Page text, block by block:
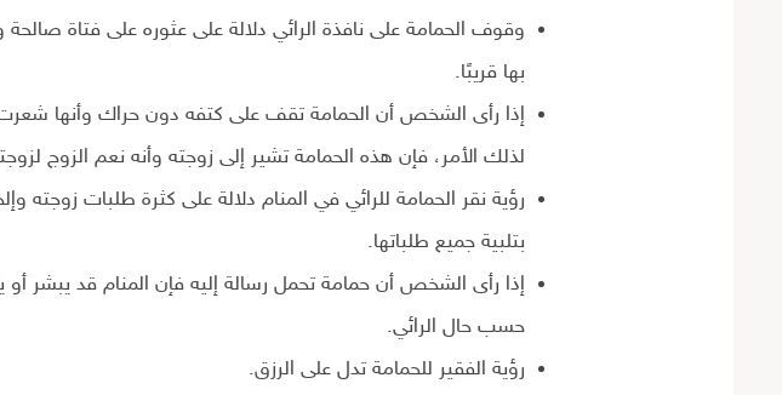
وقوف الحمامة على نافذة الرائي دلالة على عثوره على فتاة صالحة
بها قريبًا.
إذا رأى الشخص أن الحمامة تقف على كتفه دون حراك وأنها شعرت
لذلك الأمر، فإن هذه الحمامة تشير إلى زوجته وأنه نعم الزوج
رؤية نقر الحمامة للرائي في المنام دلالة على كثرة طلبات زوجته
بتلبية جميع طلباتها.
إذا رأى الشخص أن حمامة تحمل رسالة إليه فإن المنام قد يبشر أو
حسب حال الرائي.
رؤية الفقير للحمامة تدل على الرزق.